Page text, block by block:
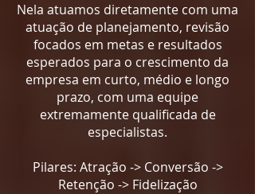
Nela atuamos diretamente com uma
atuação de planejamento, revisão
focados em metas e resultados
esperados para o crescimento da
empresa em curto, médio e longo
prazo, com uma equipe
extremamente qualificada de
especialistas.
Pilares: Atração -> Conversão ->
Retenção -> Fidelização